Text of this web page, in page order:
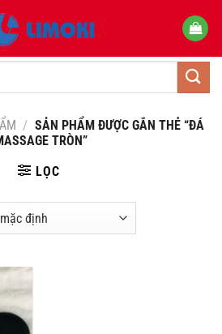
/ SẢN PHẨM ĐƯỢC GẮN THẺ “ĐÁ
TRÒN”
LỌC